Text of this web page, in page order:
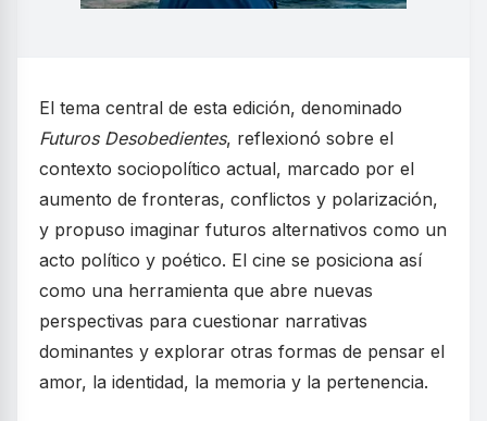
El tema central de esta edición, denominado
Futuros Desobedientes, reflexionó sobre el
contexto sociopolítico actual, marcado por el
aumento de fronteras, conflictos y polarización,
y propuso imaginar futuros alternativos como un
acto político y poético. El cine se posiciona así
como una herramienta que abre nuevas
perspectivas para cuestionar narrativas
dominantes y explorar otras formas de pensar el
amor, la identidad, la memoria y la pertenencia.